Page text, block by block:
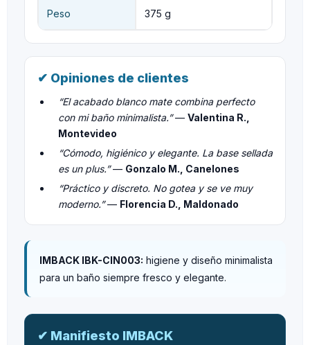
Peso 375 g
✔ Opiniones de clientes
“El acabado blanco mate combina perfecto
con mi baño minimalista.”— Valentina R.,
Montevideo
“Cómodo, higiénico y elegante. La base sellada
es un plus.”— Gonzalo M., Canelones
“Práctico y discreto. No gotea y se ve muy
moderno.”— Florencia D., Maldonado
IMBACK IBK-CIN003: higiene y diseño minimalista
para un baño siempre fresco y elegante.
✔ Manifiesto IMBACK